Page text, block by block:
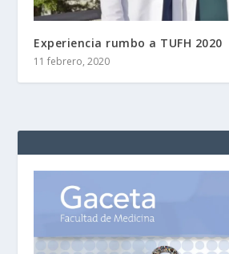
Experiencia rumbo a TUFH 2020
11 febrero, 2020